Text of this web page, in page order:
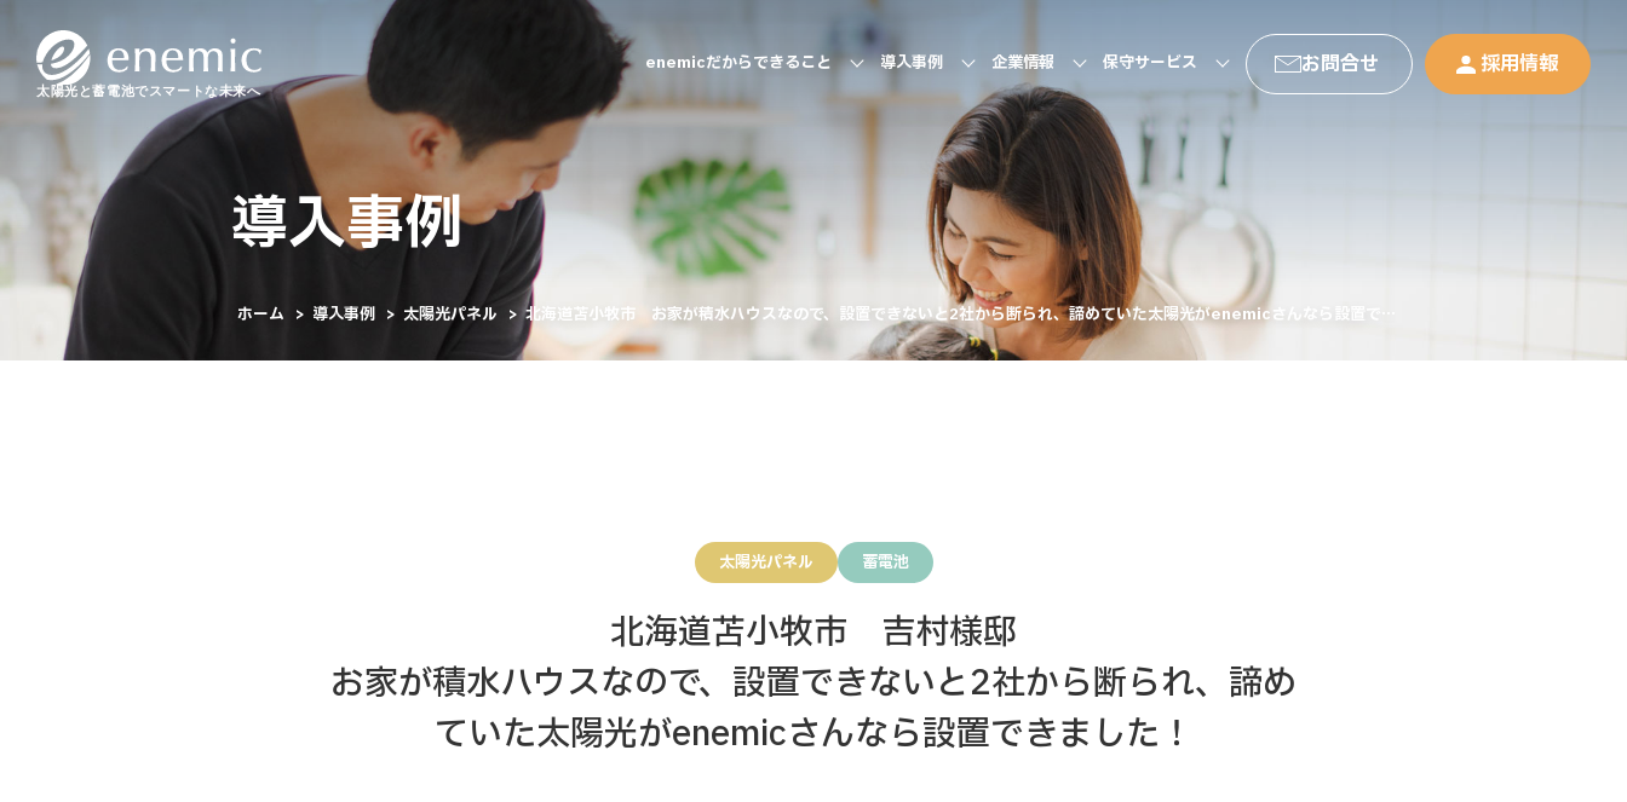
太陽光と蓄電池でスマートな未来へ
enemicだからできること 導入事例 企業情報 保守サービス お問合せ 採用情報
導入事例
ホーム > 導入事例 > 太陽光パネル >北海道苫小牧市 お家が積水ハウスなので、設置できないと2社から断られ、諦めていた太陽光がenemicさんなら設置でき
太陽光パネル 蓄電池
北海道苫小牧市 吉村様邸
お家が積水ハウスなので、設置できないと2社から断られ、諦め
ていた太陽光がenemicさんなら設置できました！